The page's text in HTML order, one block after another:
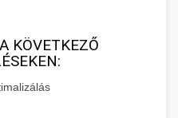
KÖVETKEZŐ